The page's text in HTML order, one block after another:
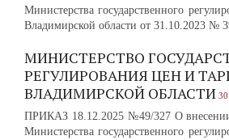
Министерства государственного
Владимирской области от 31.10.2023 №
МИНИСТЕРСТВО
РЕГУЛИРОВАНИЯ ЦЕН И
ВЛАДИМИРСКОЙ ОБЛАСТИ
ПРИКАЗ 18.12.2025 №49/327 О
Министерства государственного